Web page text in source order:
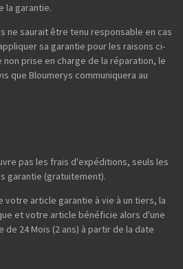
la garantie.
ne saurait être tenu responsable en cas
sa garantie pour les raisons ci-
non prise en charge de la réparation, le
que Bloumerys communiquera au
pas les frais d'expéditions, seuls les
garantie (gratuitement).
votre article garantie à vie à un tiers, la
et votre article bénéficie alors d'une
24 Mois (2 ans) à partir de la date